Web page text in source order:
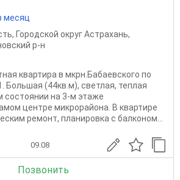
месяц
, Городской округ Астрахань,
р-н
квартира в мкрн.Бабаевского по
Большая (44кв.м), светлая, теплая
состоянии на 3-м этаже
центре микрорайона. В квартире
ремонт, планировка с балконом...
09.08
Позвонить